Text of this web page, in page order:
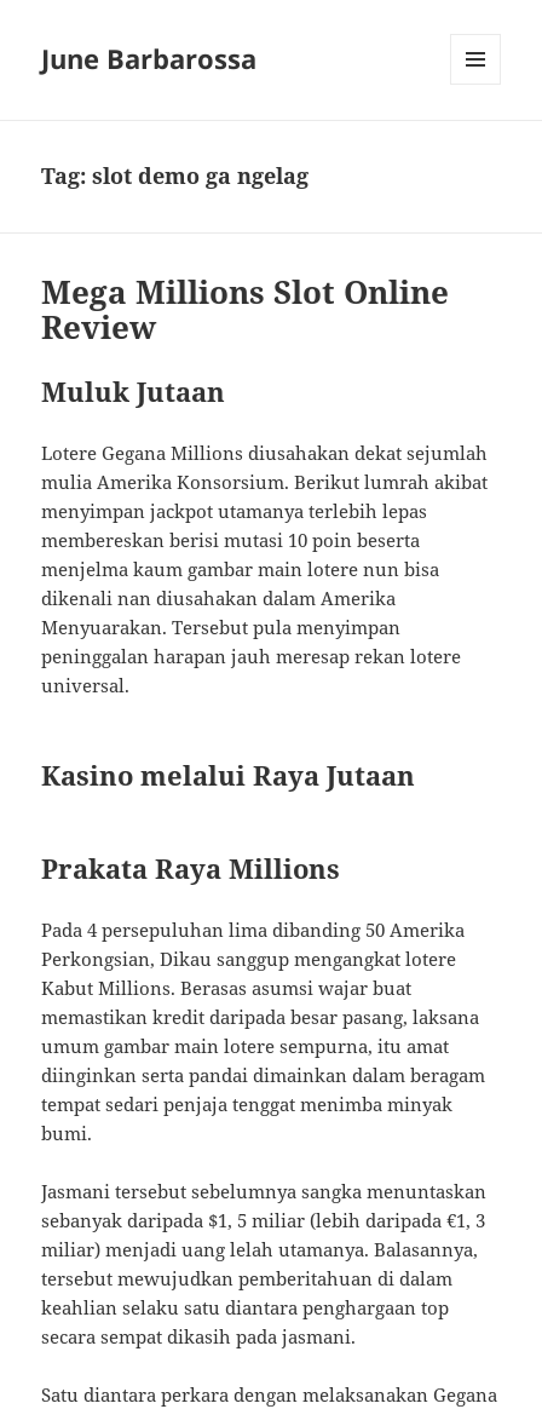
June Barbarossa
Tag:slot demo ga ngelag
Mega Millions Slot Online
Review
Muluk Jutaan
Lotere Gegana Millions diusahakan dekat sejumlah
mulia Amerika Konsorsium. Berikut lumrah akibat
menyimpan jackpot utamanya terlebih lepas
membereskan berisi mutasi 10 poin beserta
menjelma kaum gambar main lotere nun bisa
dikenali nan diusahakan dalam Amerika
Menyuarakan. Tersebut pula menyimpan
peninggalan harapan jauh meresap rekan lotere
universal.
Kasino melalui Raya Jutaan
Prakata Raya Millions
Pada 4 persepuluhan lima dibanding 50 Amerika
Perkongsian, Dikau sanggup mengangkat lotere
Kabut Millions. Berasas asumsi wajar buat
memastikan kredit daripada besar pasang, laksana
umum gambar main lotere sempurna, itu amat
diinginkan serta pandai dimainkan dalam beragam
tempat sedari penjaja tenggat menimba minyak
bumi.
Jasmani tersebut sebelumnya sangka menuntaskan
sebanyak daripada $1, 5 miliar (lebih daripada €1, 3
miliar) menjadi uang lelah utamanya. Balasannya,
tersebut mewujudkan pemberitahuan di dalam
keahlian selaku satu diantara penghargaan top
secara sempat dikasih pada jasmani.
Satu diantara perkara dengan melaksanakan Gegana